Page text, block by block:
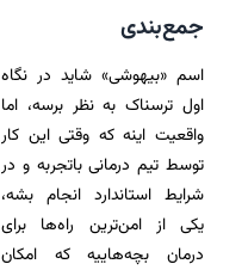
جمع‌بندی
اسم «بیهوشی» شاید در نگاه
اول ترسناک به نظر برسه، اما
واقعیت اینه که وقتی این کار
توسط تیم درمانی باتجربه و در
شرایط استاندارد انجام بشه،
یکی از امن‌ترین راه‌ها برای
درمان بچه‌هاییه که امکان